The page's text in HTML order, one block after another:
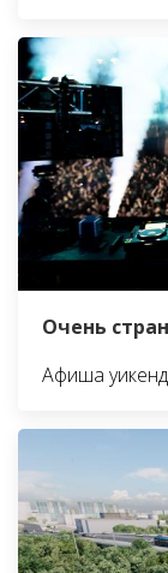
Очень
Афиша